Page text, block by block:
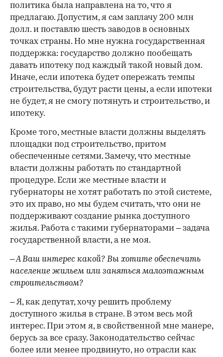
политика была направлена на то, что я
предлагаю. Допустим, я сам заплачу 200 млн
долл. и поставлю шесть заводов в основных
точках страны. Но мне нужна государственная
поддержка: государство должно пообещать
давать ипотеку под каждый такой новый дом.
Иначе, если ипотека будет опережать темпы
строительства, будут расти цены, а если ипотеки
не будет, я не смогу потянуть и строительство, и
ипотеку.
Кроме того, местные власти должны выделять
площадки под строительство, притом
обеспеченные сетями. Замечу, что местные
власти должны работать по стандартной
процедуре. Если же местные власти и
губернаторы не хотят работать по этой системе,
это их право, но мы будем считать, что они не
поддерживают создание рынка доступного
жилья. Работа с такими губернаторами – задача
государственной власти, а не моя.
– А Ваш интерес какой? Вы хотите обеспечить
население жильем или заняться малоэтажным
строительством?
– Я, как депутат, хочу решить проблему
доступного жилья в стране. В этом весь мой
интерес. При этом я, в свойственной мне манере,
берусь за все сразу. Законодательство сейчас
более или менее продвинуто, но отрасли как